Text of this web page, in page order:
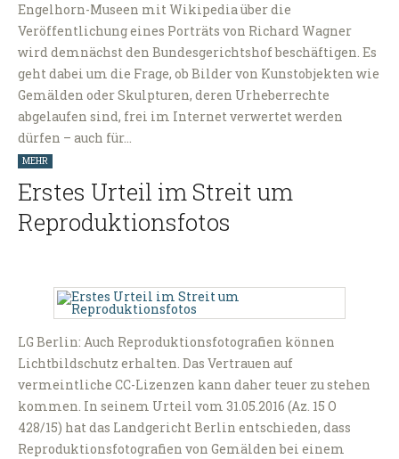
Engelhorn-Museen mit Wikipedia über die
Veröffentlichung eines Porträts von Richard Wagner
wird demnächst den Bundesgerichtshof beschäftigen. Es
geht dabei um die Frage, ob Bilder von Kunstobjekten wie
Gemälden oder Skulpturen, deren Urheberrechte
abgelaufen sind, frei im Internet verwertet werden
dürfen – auch für…
MEHR
Erstes Urteil im Streit um
Reproduktionsfotos
LG Berlin: Auch Reproduktionsfotografien können
Lichtbildschutz erhalten. Das Vertrauen auf
vermeintliche CC-Lizenzen kann daher teuer zu stehen
kommen. In seinem Urteil vom 31.05.2016 (Az. 15 O
428/15) hat das Landgericht Berlin entschieden, dass
Reproduktionsfotografien von Gemälden bei einem